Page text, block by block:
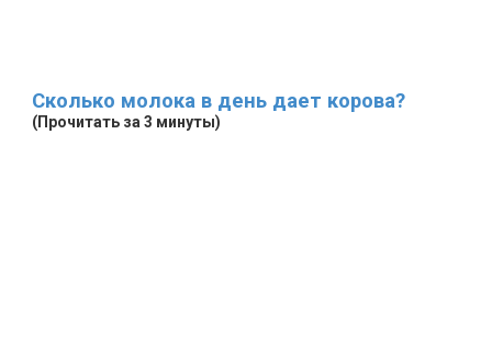
Сколько молока в день дает корова?
(Прочитать за 3 минуты)